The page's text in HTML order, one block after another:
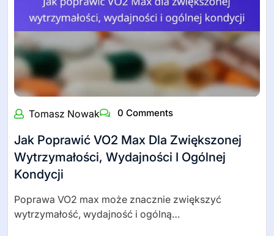
Tomasz Nowak 0 Comments
Jak Poprawić VO2 Max Dla Zwiększonej
Wytrzymałości, Wydajności I Ogólnej
Kondycji
Poprawa VO2 max może znacznie zwiększyć
wytrzymałość, wydajność i ogólną…